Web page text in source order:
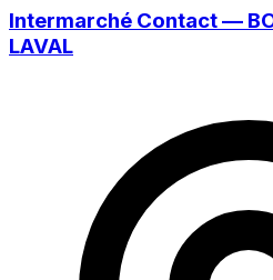
Intermarché Contact —
LAVAL